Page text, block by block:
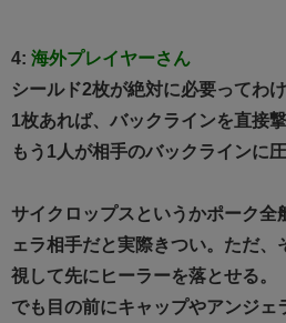
4: 海外プレイヤーさん
シールド2枚が絶対に必要ってわ
1枚あれば、バックラインを直接
もう1人が相手のバックラインに
サイクロップスというかポーク全
ェラ相手だと実際きつい。ただ、
視して先にヒーラーを落とせる。
でも目の前にキャップやアンジェ